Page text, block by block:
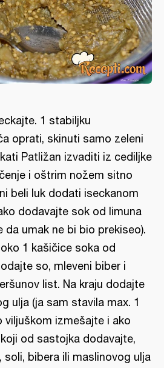
1 stabiljku
oprati, skinuti samo zeleni
Patližan izvaditi iz cediljke
i oštrim nožem sitno
beli luk dodati iseckanom
dodavajte sok od limuna
da umak ne bi bio prekiseo).
1 kašičice soka od
so, mleveni biber i
list. Na kraju dodajte
ulja (ja sam stavila max. 1
viljuškom izmešajte i ako
od sastojka dodavajte,
soli, bibera ili maslinovog ulja